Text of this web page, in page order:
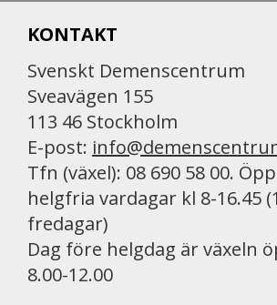
KONTAKT
Svenskt Demenscentrum
Sveavägen 155
113 46 Stockholm
E-post:
Tfn (växel): 08 690 58 00.
helgfria vardagar kl 8-16.45
fredagar)
Dag före helgdag är växeln
8.00-12.00